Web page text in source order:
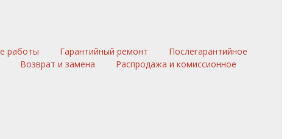
работы Гарантийный ремонт
Послегарантийное
Возврат и замена
Распродажа и комиссионное